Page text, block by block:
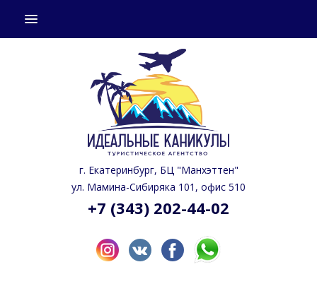
ГОРЯЩИЕ ТУРЫ
КАЛЕНДАРЬ ТУРОВ
ПОДБОР ТУРА
НАШИ УСЛУГИ
О КОМПАНИИ
ГДЕ КУПИТЬ
г. Екатеринбург, БЦ "Манхэттен"
ул. Мамина-Сибиряка 101, офис 510
+7 (343) 202-44-02